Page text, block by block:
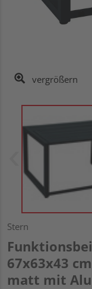
vergrößern
Stern
67x63x43
matt mit